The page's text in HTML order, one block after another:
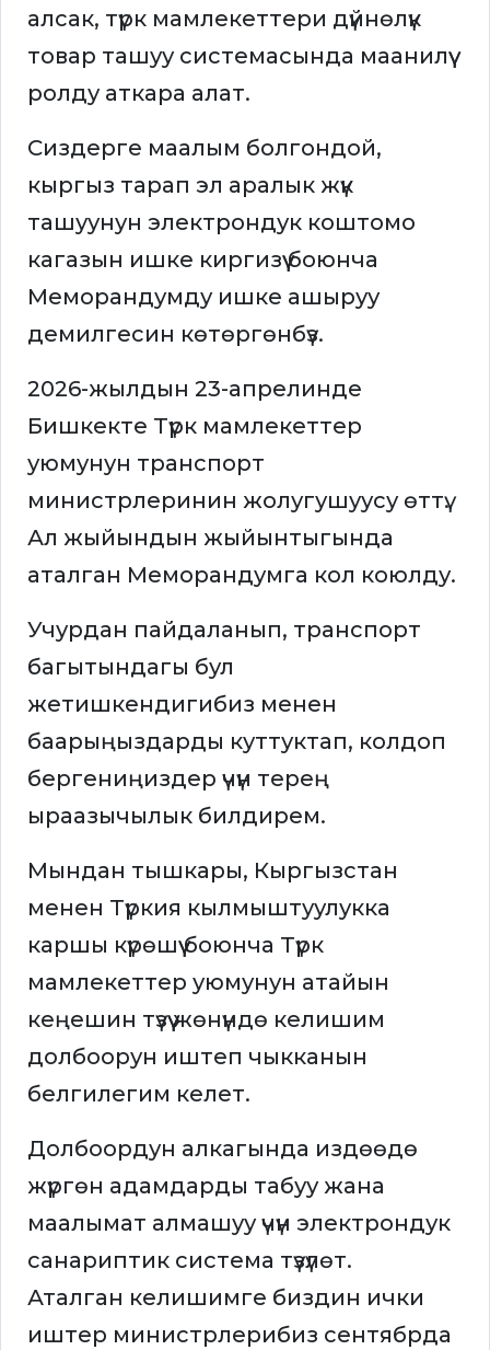
алсак, түрк мамлекеттери дүйнөлүк
товар ташуу системасында маанилүү
ролду аткара алат.
Сиздерге маалым болгондой,
кыргыз тарап эл аралык жүк
ташуунун электрондук коштомо
кагазын ишке киргизүү боюнча
Меморандумду ишке ашыруу
демилгесин көтөргөнбүз.
2026-жылдын 23-апрелинде
Бишкекте Түрк мамлекеттер
уюмунун транспорт
министрлеринин жолугушуусу өттү.
Ал жыйындын жыйынтыгында
аталган Меморандумга кол коюлду.
Учурдан пайдаланып, транспорт
багытындагы бул
жетишкендигибиз менен
баарыңыздарды куттуктап, колдоп
бергениңиздер үчүн терең
ыраазычылык билдирем.
Мындан тышкары, Кыргызстан
менен Түркия кылмыштуулукка
каршы күрөшүү боюнча Түрк
мамлекеттер уюмунун атайын
кеңешин түзүү жөнүндө келишим
долбоорун иштеп чыкканын
белгилегим келет.
Долбоордун алкагында издөөдө
жүргөн адамдарды табуу жана
маалымат алмашуу үчүн электрондук
санариптик система түзүлөт.
Аталган келишимге биздин ички
иштер министрлерибиз сентябрда